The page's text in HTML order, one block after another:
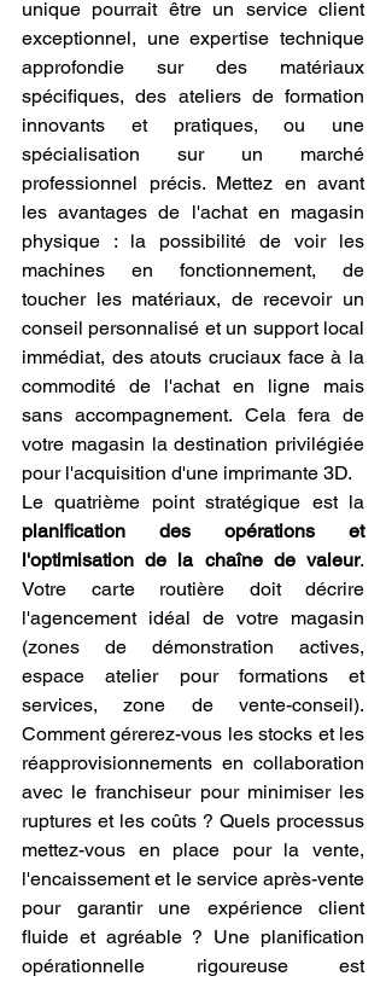
unique pourrait être un service client
exceptionnel, une expertise technique
approfondie sur des matériaux
spécifiques, des ateliers de formation
innovants et pratiques, ou une
spécialisation sur un marché
professionnel précis. Mettez en avant
les avantages de l'achat en magasin
physique : la possibilité de voir les
machines en fonctionnement, de
toucher les matériaux, de recevoir un
conseil personnalisé et un support local
immédiat, des atouts cruciaux face à la
commodité de l'achat en ligne mais
sans accompagnement. Cela fera de
votre magasin la destination privilégiée
pour l'acquisition d'une imprimante 3D.
planification des opérations et
l'optimisation de la chaîne de valeur.
Votre carte routière doit décrire
l'agencement idéal de votre magasin
(zones de démonstration actives,
espace atelier pour formations et
services, zone de vente-conseil).
Comment gérerez-vous les stocks et les
réapprovisionnements en collaboration
avec le franchiseur pour minimiser les
ruptures et les coûts ? Quels processus
mettez-vous en place pour la vente,
l'encaissement et le service après-vente
pour garantir une expérience client
fluide et agréable ? Une planification
opérationnelle rigoureuse est